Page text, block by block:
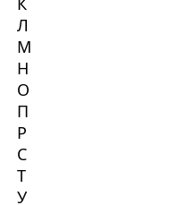
Л
М
Н
О
П
Р
С
Т
У